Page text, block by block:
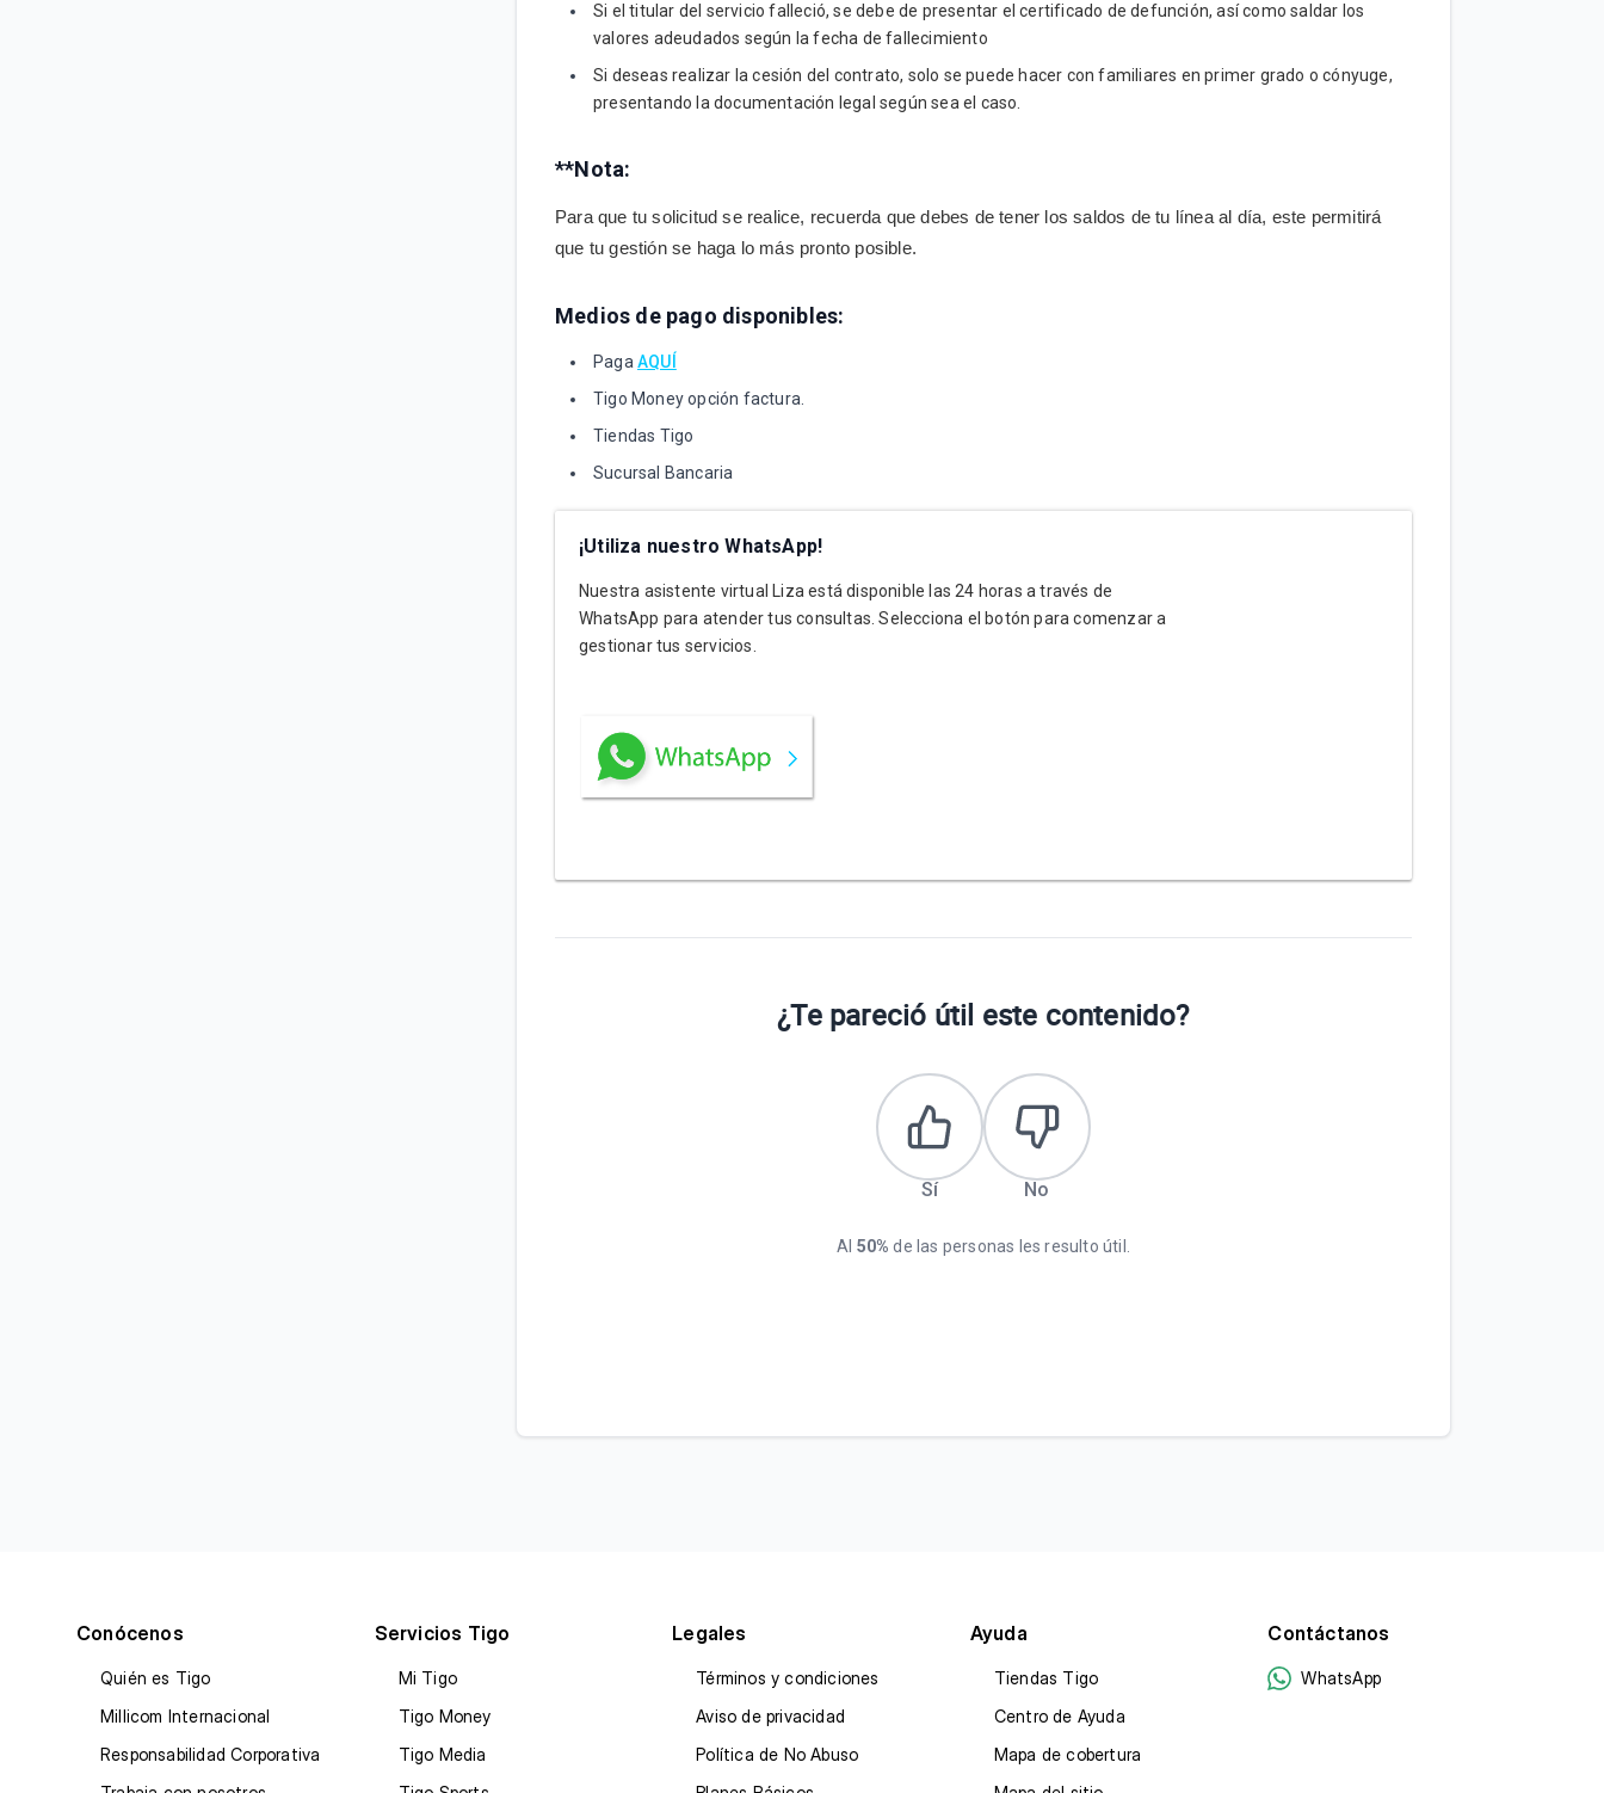
Si el titular del servicio falleció, se debe de presentar el certificado de defunción, así como saldar los
valores adeudados según la fecha de fallecimiento
Si deseas realizar la cesión del contrato, solo se puede hacer con familiares en primer grado o cónyuge,
presentando la documentación legal según sea el caso.
**Nota:
Para que tu solicitud se realice, recuerda que debes de tener los saldos de tu línea al día, este permitirá
que tu gestión se haga lo más pronto posible.
Medios de pago disponibles:
Paga AQUÍ
Tigo Money opción factura.
Tiendas Tigo
Sucursal Bancaria
¡Utiliza nuestro WhatsApp!
Nuestra asistente virtual Liza está disponible las 24 horas a través de
WhatsApp para atender tus consultas. Selecciona el botón para comenzar a
gestionar tus servicios.
¿Te pareció útil este contenido?
Sí No
Al 50% de las personas les resulto útil.
Conócenos
Quién es Tigo
Millicom Internacional
Responsabilidad Corporativa
Servicios Tigo
Mi Tigo
Tigo Money
Tigo Media
Legales
Términos y condiciones
Aviso de privacidad
Política de No Abuso
Ayuda
Tiendas Tigo
Centro de Ayuda
Mapa de cobertura
Contáctanos
WhatsApp